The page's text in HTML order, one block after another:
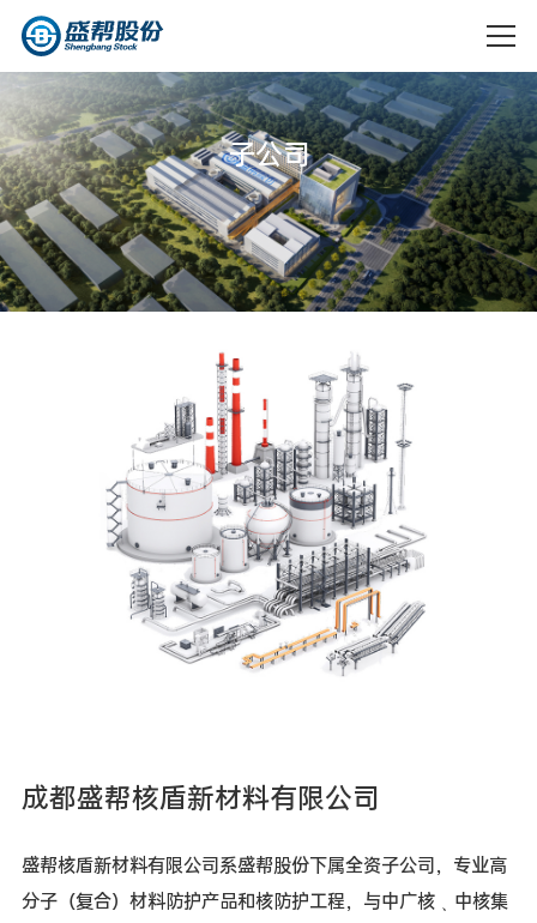
企业简介 大事记
资质荣誉 社会责任
企业文化
可持续发
展
电气
航空 核防护
成都盛帮
双核科技
有限公司
成都盛帮
核盾新材
料有限公
司
科
技
研
发
公司新闻 行业报道
子公司
成都盛帮核盾新材料有限公司
盛帮核盾新材料有限公司系盛帮股份下属全资子公司，专业高
分子（复合）材料防护产品和核防护工程，与中广核﹑中核集